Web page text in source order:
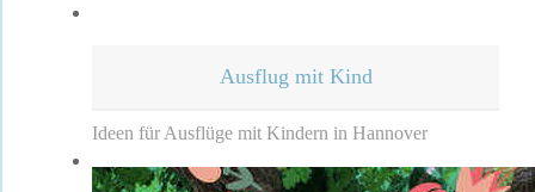
Ausflug mit Kind
Ideen für Ausflüge mit Kindern in Hannover